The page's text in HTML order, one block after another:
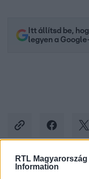
RTL Magyarország
Information
Itt állítsd be,
legyen a
Kövess minket,